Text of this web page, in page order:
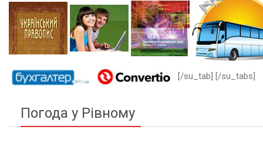
[/su_tab] [/su_tabs]
Погода у Рівному